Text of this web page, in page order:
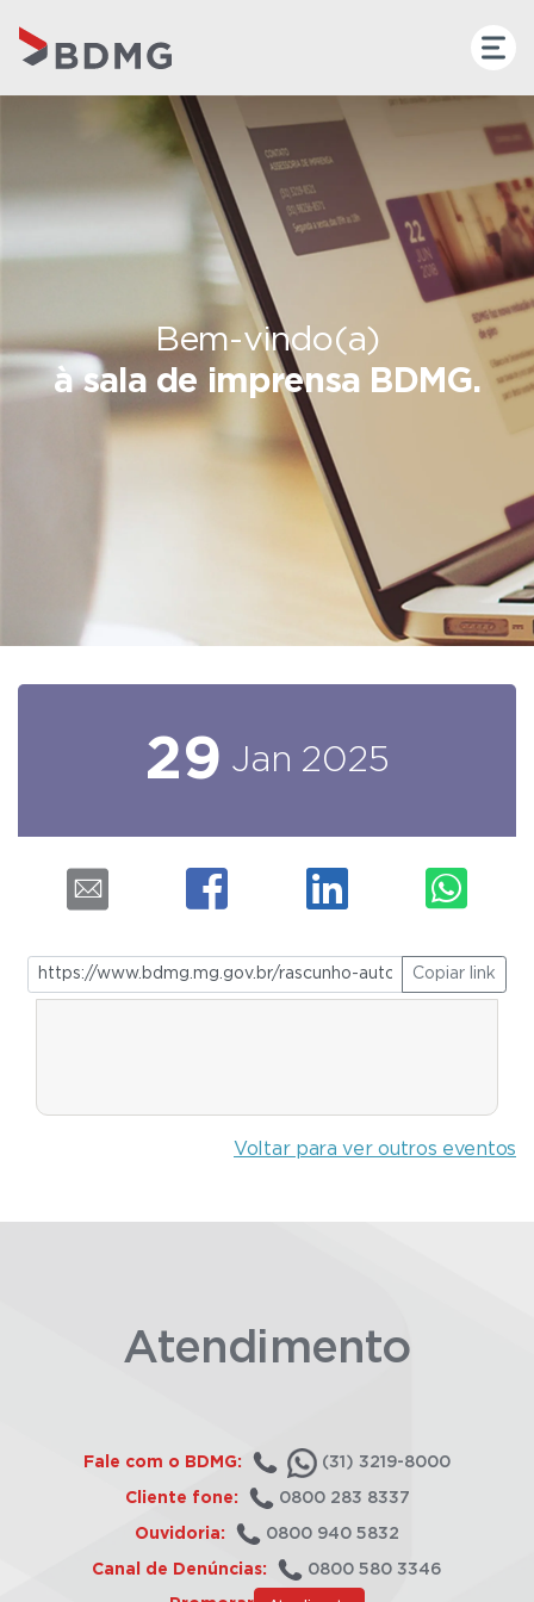
Bem-vindo(a)
à sala de imprensa BDMG.
29 Jan 2025
Copiar link
Voltar para ver outros eventos
Atendimento
Fale com o BDMG: (31) 3219-8000
Cliente fone: 0800 283 8337
Ouvidoria: 0800 940 5832
Canal de Denúncias: 0800 580 3346